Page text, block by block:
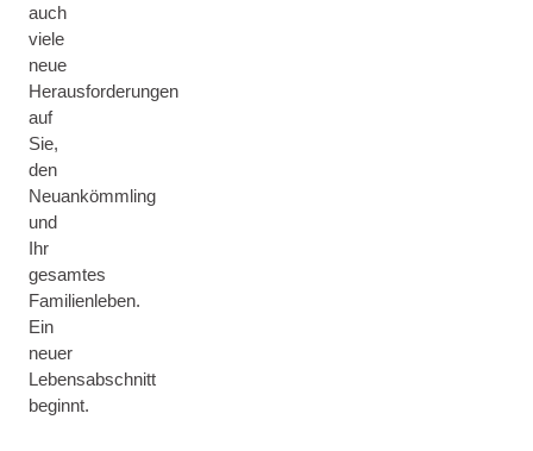
auch
viele
neue
Herausforderungen
auf
Sie,
den
Neuankömmling
und
Ihr
gesamtes
Familienleben.
Ein
neuer
Lebensabschnitt
beginnt.